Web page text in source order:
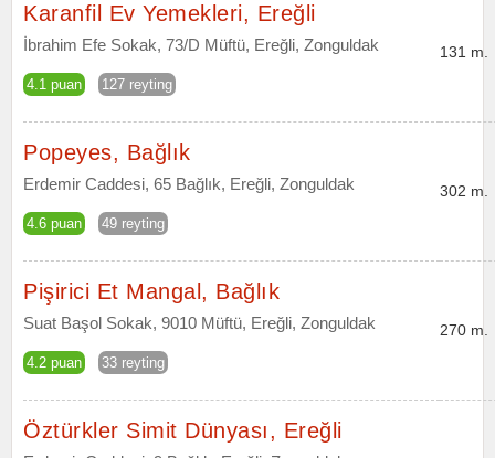
Karanfil Ev Yemekleri, Ereğli
İbrahim Efe Sokak, 73/D Müftü, Ereğli, Zonguldak
4.1 puan 127 reyting
131 m.
Popeyes, Bağlık
Erdemir Caddesi, 65 Bağlık, Ereğli, Zonguldak
4.6 puan 49 reyting
302 m.
Pişirici Et Mangal, Bağlık
Suat Başol Sokak, 9010 Müftü, Ereğli, Zonguldak
4.2 puan 33 reyting
270 m.
Öztürkler Simit Dünyası, Ereğli